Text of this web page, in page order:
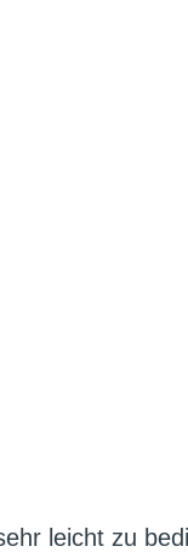
leicht zu